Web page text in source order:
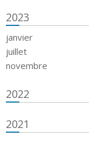
2023
janvier
juillet
novembre
2022
2021